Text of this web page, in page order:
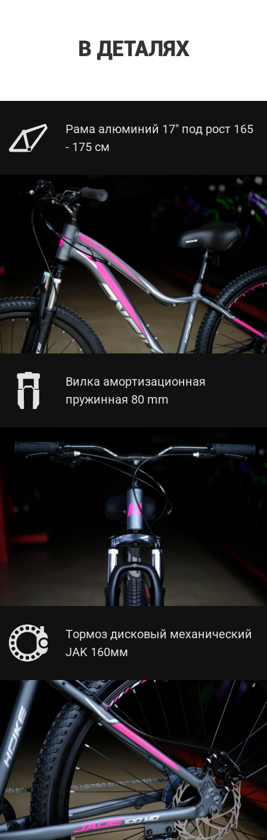
В ДЕТАЛЯХ
Рама алюминий 17" под рост 165
- 175 см
Вилка амортизационная
пружинная 80 mm
Тормоз дисковый механический
JAK 160мм